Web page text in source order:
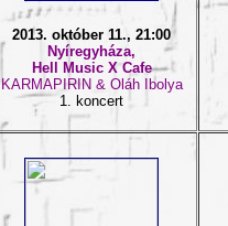
2013. október 11., 21:00
Nyíregyháza,
Hell Music X Cafe
KARMAPIRIN & Oláh Ibolya
1. koncert